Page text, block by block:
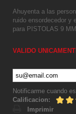
Ahuyenta a las
ruido ensordecedor y
para PISTOLAS 9
VALIDO
Notificarme cuando
Calificacion:
Imprimir